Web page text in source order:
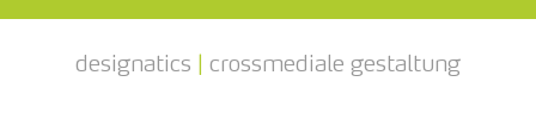
designatics | crossmediale gestaltung